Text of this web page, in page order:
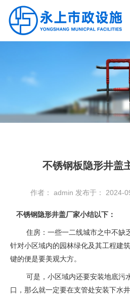
不锈钢板隐形井盖
作者： admin 发布于： 2024-
不锈钢隐形井盖厂家小结以下 ：
住房：一些一二线城市之中不缺
针对小区域内的园林绿化及其工程建
键的便是要美观大方。
可是，小区域内还要安装地底污
口，那么就一定要在支管处安装下水